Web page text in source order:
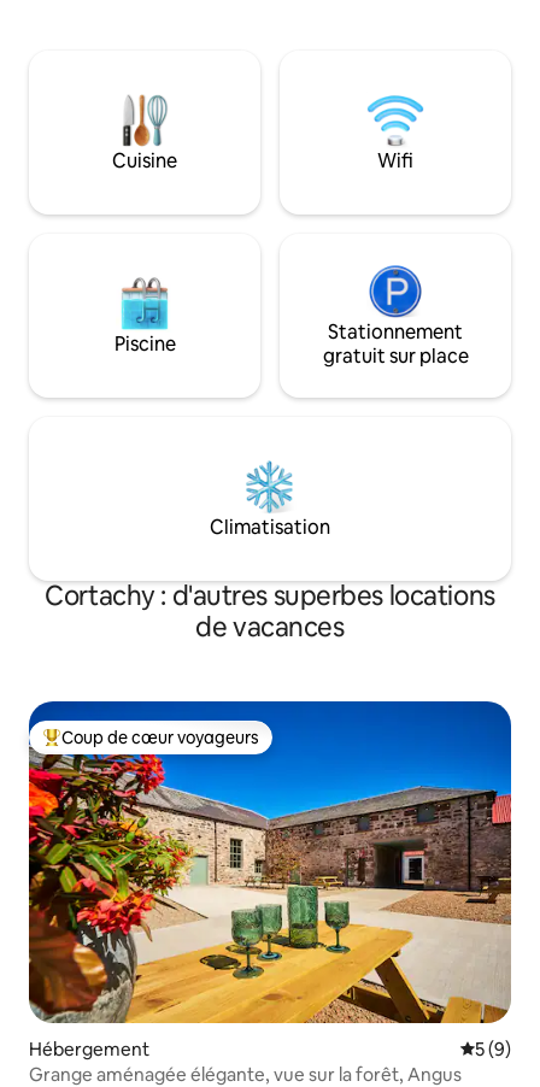
pas de tenir compte de nos moutons et
de la faune car il s'agit d'un domaine en
activité. Nous accueillons des voyageurs
sur plusieurs sites, alors veuillez envoyer
réserver !
Les toilettes et la
bas de 4
a pas de porte de
minimum 1 nuit.
Cuisine Wifi
Piscine
Stationnement
gratuit sur place
Climatisation
Cortachy : d'autres superbes locations
de vacances
Coups de cœur voyageurs les plus appréciés
Coup de cœur voyageurs
Hébergement
5 (9)
Grange aménagée élégante, vue sur la forêt, Angus